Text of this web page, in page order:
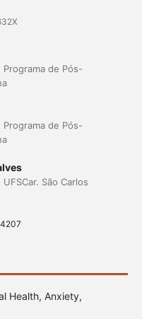
de Pós-
de Pós-
São Carlos
Health, Anxiety,